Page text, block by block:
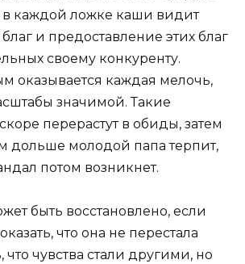
в каждой ложке каши видит
и предоставление этих благ
своему конкуренту.
оказывается каждая мелочь,
значимой. Такие
перерастут в обиды, затем
дольше молодой папа терпит,
потом возникнет.
быть восстановлено, если
что она не перестала
что чувства стали другими, но